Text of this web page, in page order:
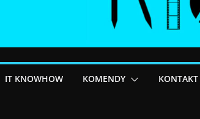
IT KNOWHOW KOMENDY KONTAKT